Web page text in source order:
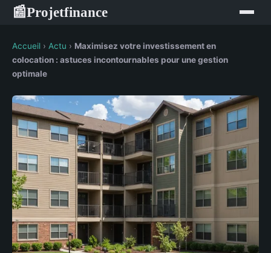
📰Projetfinance
Accueil › Actu › Maximisez votre investissement en
colocation : astuces incontournables pour une gestion
optimale